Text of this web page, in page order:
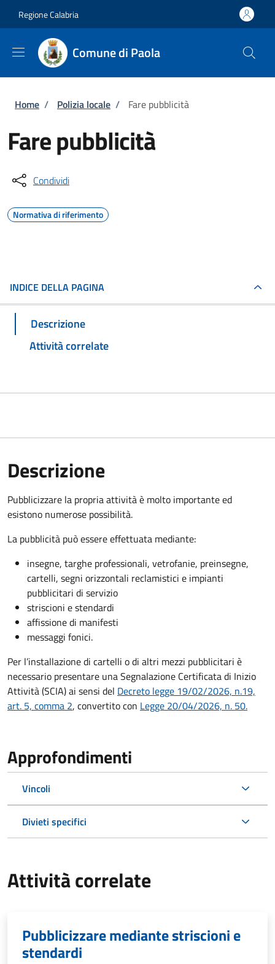
Regione Calabria
Comune di Paola
Briciole di pane
Home / Polizia locale / Fare pubblicità
Fare pubblicità
Condividi
Normativa di riferimento
INDICE DELLA PAGINA
Descrizione
Attività correlate
Descrizione
Pubblicizzare la propria attività è molto importante ed
esistono numerose possibilità.
La pubblicità può essere effettuata mediante:
insegne, targhe professionali, vetrofanie, preinsegne,
cartelli, segni orizzontali reclamistici e impianti
pubblicitari di servizio
striscioni e stendardi
affissione di manifesti
messaggi fonici.
Per l’installazione di cartelli o di altri mezzi pubblicitari è
necessario presentare una Segnalazione Certificata di Inizio
Attività (SCIA) ai sensi del Decreto legge 19/02/2026, n.19,
art. 5, comma 2, convertito con Legge 20/04/2026, n. 50.
Approfondimenti
Vincoli
Divieti specifici
Attività correlate
Pubblicizzare mediante striscioni e
stendardi